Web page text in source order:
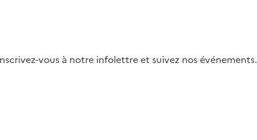
vous à notre infolettre et suivez nos événements.